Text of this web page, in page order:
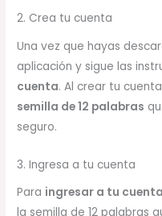
2. Crea tu cuenta
Una vez que hayas
aplicación y sigue las
cuenta. Al crear tu
semilla de 12 palabras
seguro.
3. Ingresa a tu cuenta
Para ingresar a tu cuenta
la semilla de 12 palabras